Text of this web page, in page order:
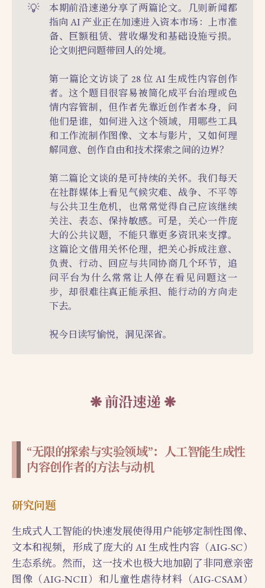
💡
本期前沿速递分享了两篇论文。几则新闻都
指向 AI 产业正在加速进入资本市场：上市准
备、巨额租赁、营收爆发和基础设施亏损。
论文则把问题带回人的处境。
第一篇论文访谈了 28 位 AI 生成性内容创作
者。这个题目很容易被简化成平台治理或色
情内容管制，但作者先靠近创作者本身，问
他们是谁，如何进入这个领域，用哪些工具
和工作流制作图像、文本与影片，又如何理
解同意、创作自由和技术探索之间的边界？
第二篇论文谈的是可持续的关怀。我们每天
在社群媒体上看见气候灾难、战争、不平等
与公共卫生危机，也常常觉得自己应该继续
关注、表态、保持敏感。可是，关心一件庞
大的公共议题，不能只靠更多资讯来支撑。
这篇论文借用关怀伦理，把关心拆成注意、
负责、行动、回应与共同协商几个环节，追
问平台为什么常常让人停在看见问题这一
步，却很难往真正能承担、能行动的方向走
下去。
祝今日读写愉悦，洞见深省。
前沿速递
“无限的探索与实验领域”：人工智能生成性
内容创作者的方法与动机
研究问题
生成式人工智能的快速发展使得用户能够定制性图像、
文本和视频，形成了庞大的 AI 生成性内容（AIG-SC）
生态系统。然而，这一技术也极大地加剧了非同意亲密
图像（AIG-NCII）和儿童性虐待材料（AIG-CSAM）